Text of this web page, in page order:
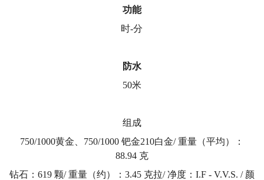
功能
时-分
防水
50米
组成
750/1000黄金、750/1000 钯金210白金/ 重量（平均）：
88.94 克
钻石：619 颗/ 重量（约）：3.45 克拉/ 净度：I.F - V.V.S. / 颜